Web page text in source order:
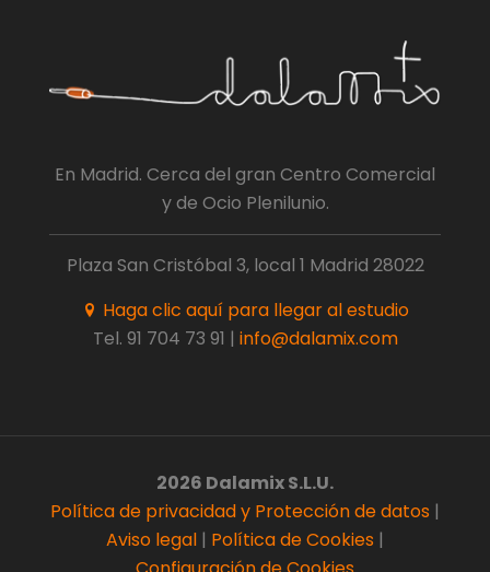
En Madrid. Cerca del gran Centro Comercial
y de Ocio Plenilunio.
Plaza San Cristóbal 3, local 1 Madrid 28022
Haga clic aquí para llegar al estudio
Tel. 91 704 73 91 | info@dalamix.com
2026 Dalamix S.L.U.
Política de privacidad y Protección de datos |
Aviso legal | Política de Cookies |